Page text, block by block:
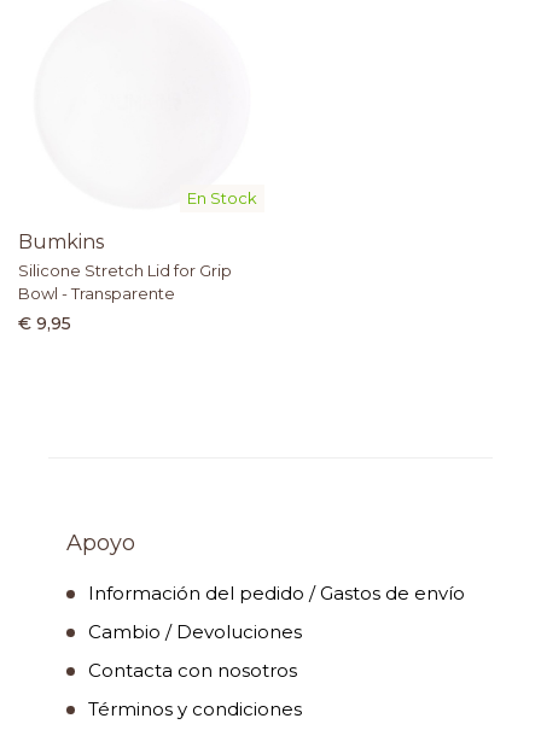
En Stock
Bumkins
Silicone Stretch Lid for Grip
Bowl - Transparente
€ 9,95
Apoyo
Información del pedido / Gastos de envío
Cambio / Devoluciones
Contacta con nosotros
Términos y condiciones